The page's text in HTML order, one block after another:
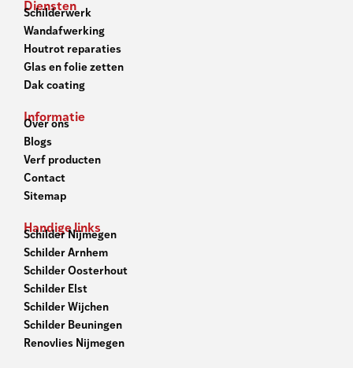
Diensten
Schilderwerk
Wandafwerking
Houtrot reparaties
Glas en folie zetten
Dak coating
Informatie
Over ons
Blogs
Verf producten
Contact
Sitemap
Handige links
Schilder Nijmegen
Schilder Arnhem
Schilder Oosterhout
Schilder Elst
Schilder Wijchen
Schilder Beuningen
Renovlies Nijmegen